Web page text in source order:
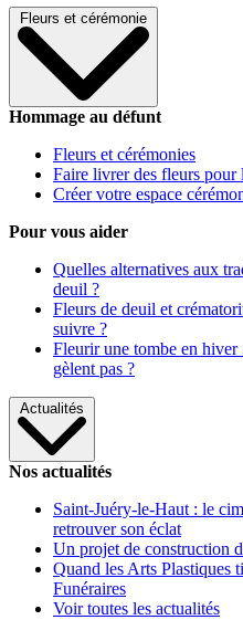
Fleurs et cérémonie
Hommage au défunt
Fleurs et cérémonies
Faire livrer des fleurs pour
Créer votre espace
Pour vous aider
Quelles alternatives aux
deuil ?
Fleurs de deuil et
suivre ?
Fleurir une tombe en hiver
gèlent pas ?
Actualités
Nos actualités
Saint-Juéry-le-Haut : le
retrouver son éclat
Un projet de construction
Quand les Arts Plastiques
Funéraires
Voir toutes les actualités